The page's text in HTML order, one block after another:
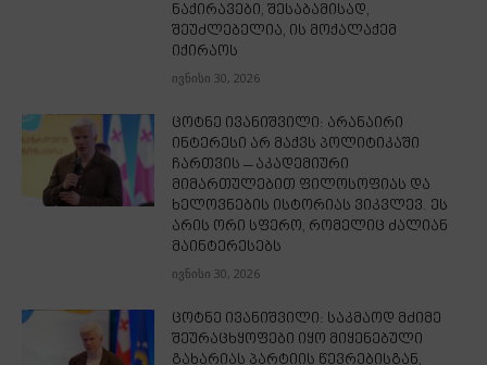
ნაქირავები, შესაბამისად,
შეუძლებელია, ის მოქალაქემ
იქირაოს
ივნისი 30, 2026
ცოტნე ივანიშვილი: არანაირი
ინტერესი არ მაქვს პოლიტიკაში
ჩართვის – აკადემიური
მიმართულებით ფილოსოფიას და
ხელოვნების ისტორიას ვიკვლევ. ეს
არის ორი სფერო, რომელიც ძალიან
მაინტერესებს
ივნისი 30, 2026
ცოტნე ივანიშვილი: საკმაოდ მძიმე
შეურაცხყოფები იყო მიყენებული
გახარიას პარტიის წევრებისგან,